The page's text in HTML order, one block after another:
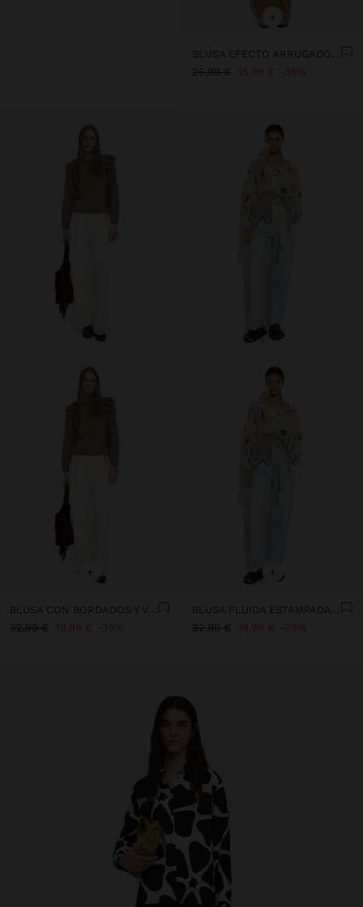
+
BLUSA EFECTO ARRUGADO 100% ALGODÓN
25,99 €
15,99 € 38%
+
32,99 €
19,99 € 39%
+
32,99 €
19,99 € 39%